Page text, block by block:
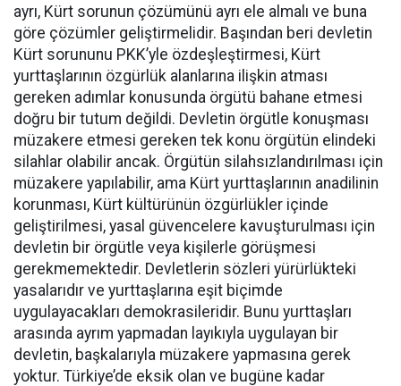
ayrı, Kürt sorunun çözümünü ayrı ele almalı ve buna
göre çözümler geliştirmelidir. Başından beri devletin
Kürt sorununu PKK’yle özdeşleştirmesi, Kürt
yurttaşlarının özgürlük alanlarına ilişkin atması
gereken adımlar konusunda örgütü bahane etmesi
doğru bir tutum değildi. Devletin örgütle konuşması
müzakere etmesi gereken tek konu örgütün elindeki
silahlar olabilir ancak. Örgütün silahsızlandırılması için
müzakere yapılabilir, ama Kürt yurttaşlarının anadilinin
korunması, Kürt kültürünün özgürlükler içinde
geliştirilmesi, yasal güvencelere kavuşturulması için
devletin bir örgütle veya kişilerle görüşmesi
gerekmemektedir. Devletlerin sözleri yürürlükteki
yasalarıdır ve yurttaşlarına eşit biçimde
uygulayacakları demokrasileridir. Bunu yurttaşları
arasında ayrım yapmadan layıkıyla uygulayan bir
devletin, başkalarıyla müzakere yapmasına gerek
yoktur. Türkiye’de eksik olan ve bugüne kadar